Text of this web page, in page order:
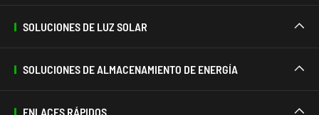
SOLUCIONES DE LUZ SOLAR 
SOLUCIONES DE ALMACENAMIENTO DE ENERGÍA 
ENLACES RÁPIDOS 